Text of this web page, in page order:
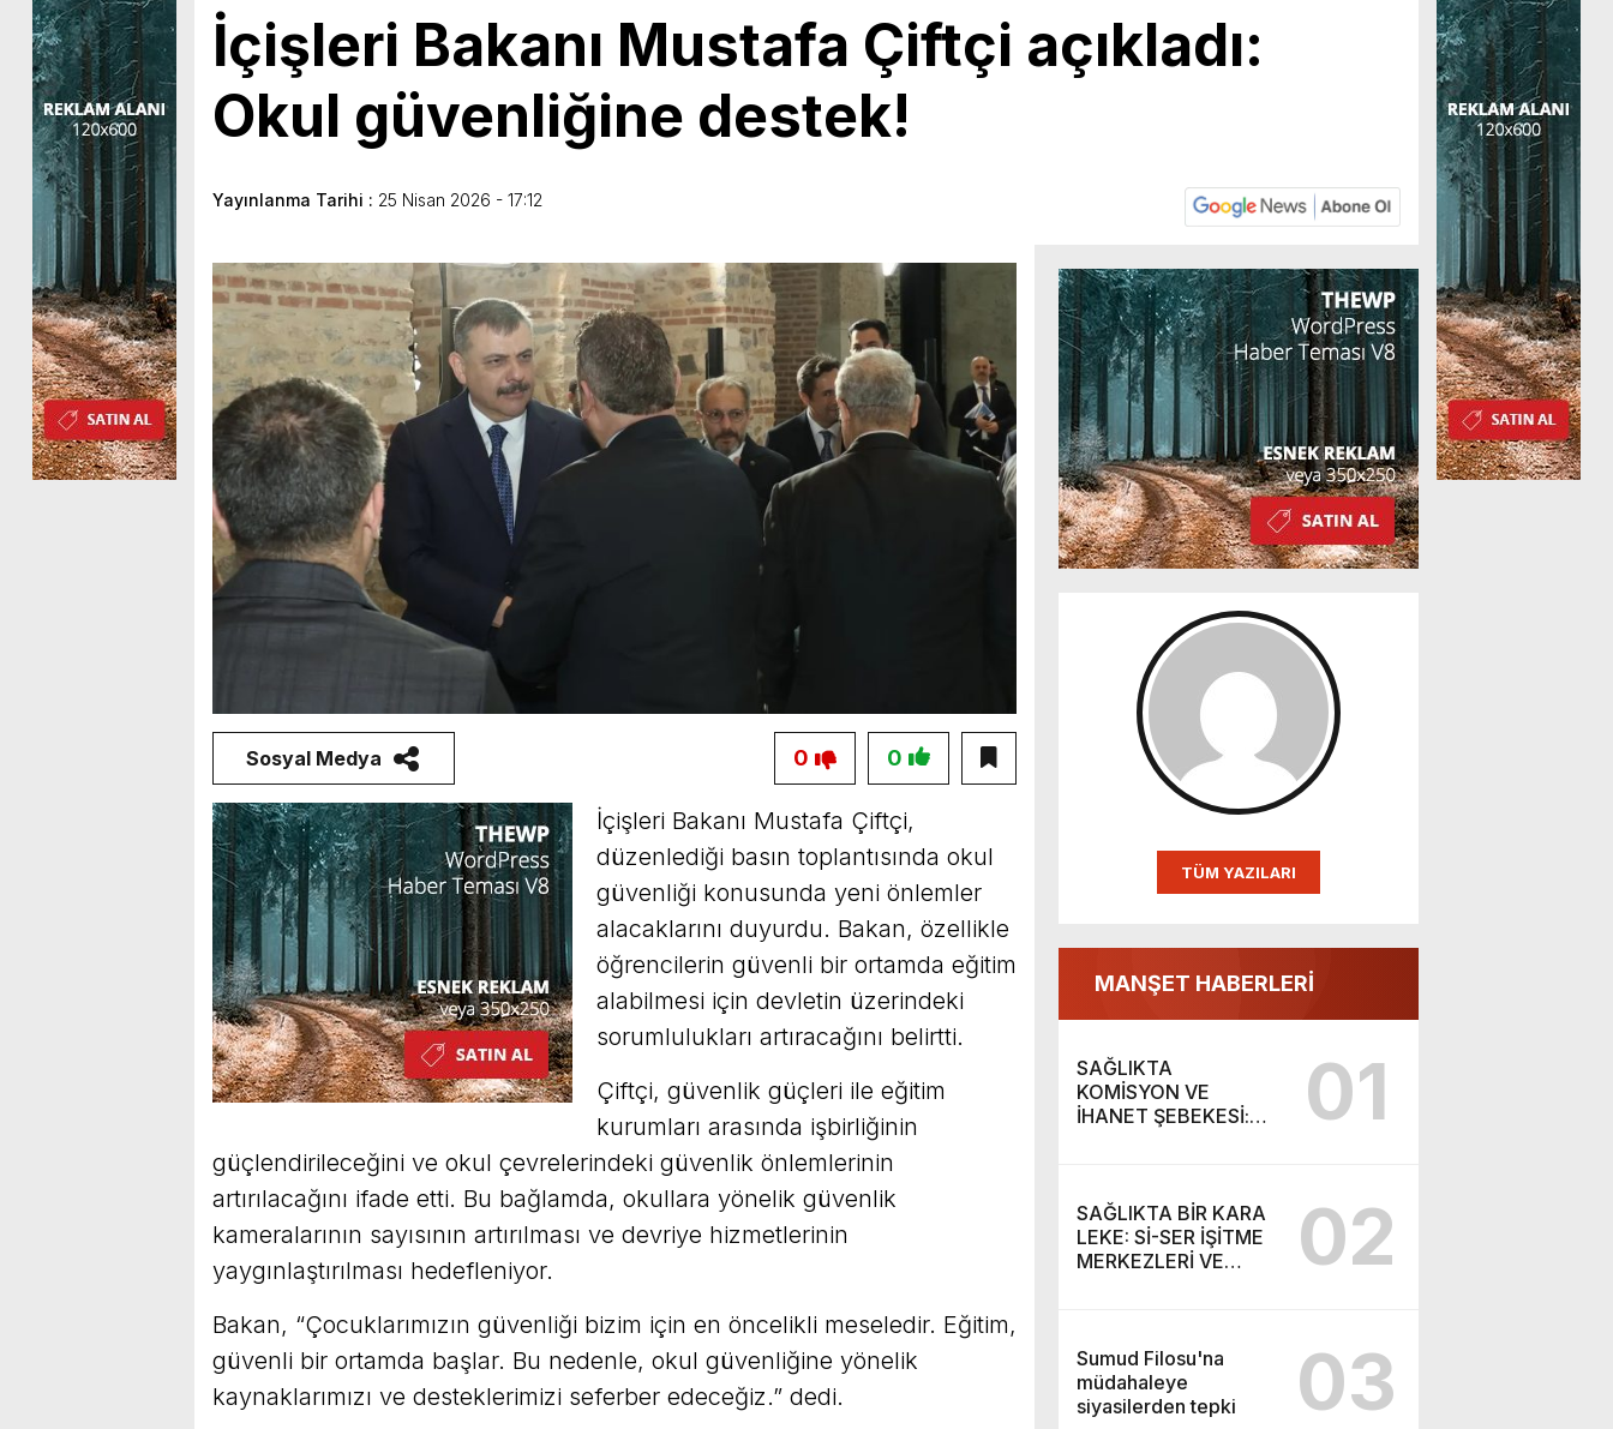
İçişleri Bakanı Mustafa Çiftçi açıkladı:
Okul güvenliğine destek!
Yayınlanma Tarihi : 25 Nisan 2026 - 17:12
TÜM YAZILARI
MANŞET HABERLERİ
SAĞLIKTA
KOMİSYON VE
İHANET ŞEBEKESİ:
VURGUNU!
01
SAĞLIKTA BİR KARA
LEKE: Sİ-SER İŞİTME
MERKEZLERİ VE
02
Sumud Filosu'na
müdahaleye
siyasilerden tepki
03
Sosyal Medya 0
0
İçişleri Bakanı Mustafa Çiftçi,
düzenlediği basın toplantısında okul
güvenliği konusunda yeni önlemler
alacaklarını duyurdu. Bakan, özellikle
öğrencilerin güvenli bir ortamda eğitim
alabilmesi için devletin üzerindeki
sorumlulukları artıracağını belirtti.
Çiftçi, güvenlik güçleri ile eğitim
kurumları arasında işbirliğinin
güçlendirileceğini ve okul çevrelerindeki güvenlik önlemlerinin
artırılacağını ifade etti. Bu bağlamda, okullara yönelik güvenlik
kameralarının sayısının artırılması ve devriye hizmetlerinin
yaygınlaştırılması hedefleniyor.
Bakan, “Çocuklarımızın güvenliği bizim için en öncelikli meseledir. Eğitim,
güvenli bir ortamda başlar. Bu nedenle, okul güvenliğine yönelik
kaynaklarımızı ve desteklerimizi seferber edeceğiz.” dedi.